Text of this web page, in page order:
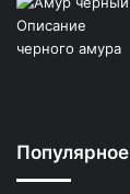
Популярное